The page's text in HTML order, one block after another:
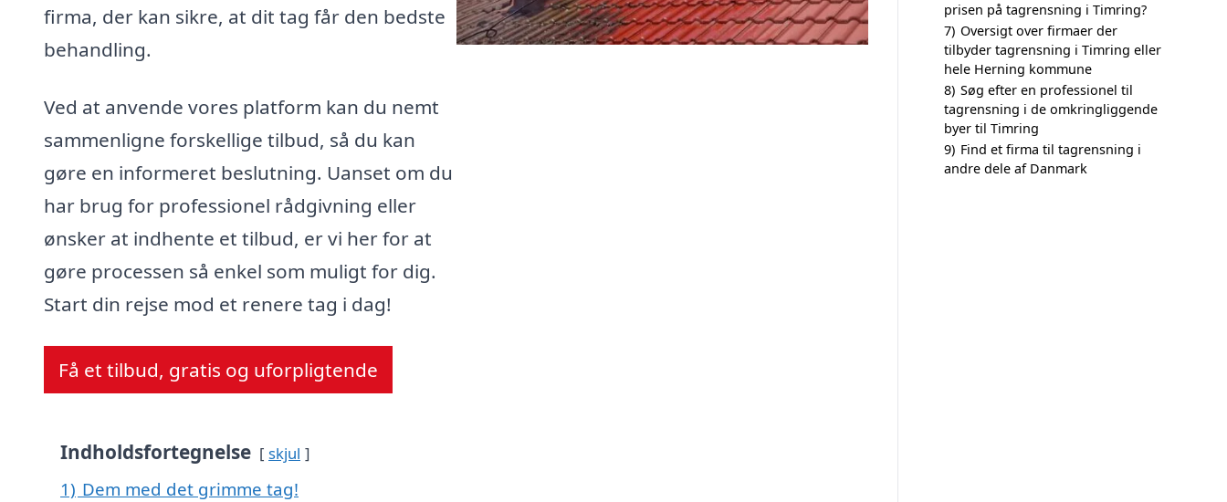
firma, der kan sikre, at dit tag får den bedste
behandling.
Ved at anvende vores platform kan du nemt
sammenligne forskellige tilbud, så du kan
gøre en informeret beslutning. Uanset om du
har brug for professionel rådgivning eller
ønsker at indhente et tilbud, er vi her for at
gøre processen så enkel som muligt for dig.
Start din rejse mod et renere tag i dag!
Få et tilbud, gratis og uforpligtende
Indholdsfortegnelse skjul
1) Dem med det grimme tag!
prisen på tagrensning i Timring?
7) Oversigt over firmaer der
tilbyder tagrensning i Timring eller
hele Herning kommune
8) Søg efter en professionel til
tagrensning i de omkringliggende
byer til Timring
9) Find et firma til tagrensning i
andre dele af Danmark